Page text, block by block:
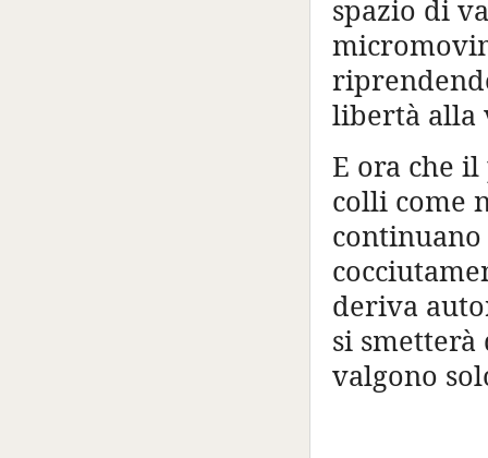
spazio di
libertà alla
E ora che
colli come
deriva
si smetterà
valgono